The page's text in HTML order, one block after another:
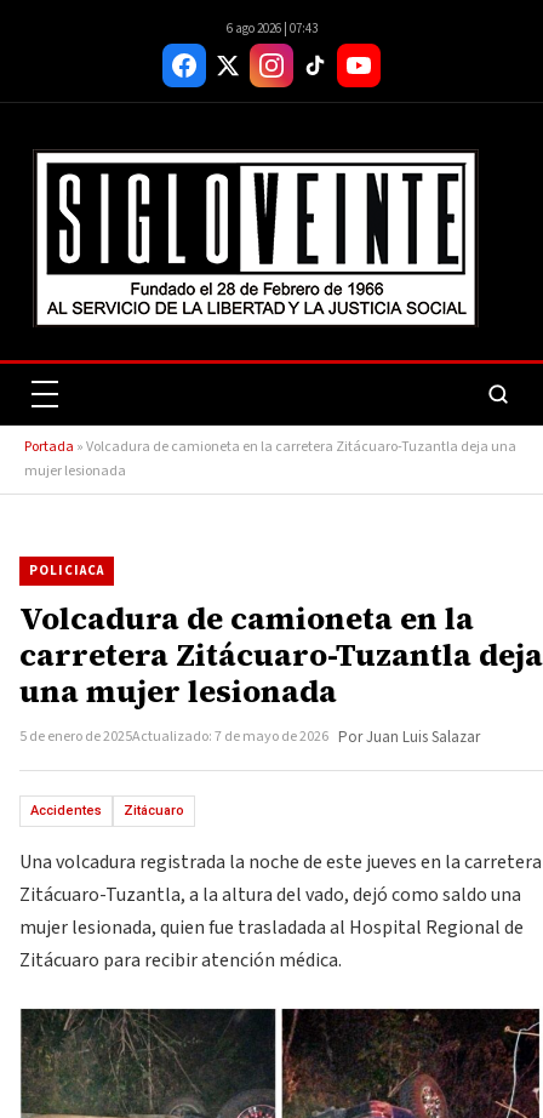
6 ago 2026 | 07:43
Portada »Volcadura de camioneta en la carretera Zitácuaro-Tuzantla deja una
mujer lesionada
POLICIACA
Volcadura de camioneta en la
carretera Zitácuaro-Tuzantla deja
una mujer lesionada
5 de enero de 2025Actualizado: 7 de mayo de 2026 Por Juan Luis Salazar
Accidentes Zitácuaro
Una volcadura registrada la noche de este jueves en la carretera
Zitácuaro-Tuzantla, a la altura del vado, dejó como saldo una
mujer lesionada, quien fue trasladada al Hospital Regional de
Zitácuaro para recibir atención médica.